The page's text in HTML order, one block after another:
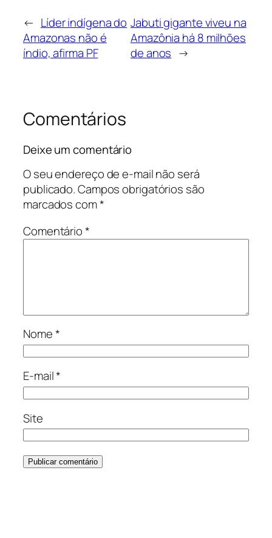
← Líder indígena do
Amazonas não é
índio, afirma PF
Jabuti gigante viveu na
Amazônia há 8 milhões
de anos →
Comentários
Deixe um comentário
O seu endereço de e-mail não será
publicado.Campos obrigatórios são
marcados com*
Comentário*
Nome*
E-mail*
Site